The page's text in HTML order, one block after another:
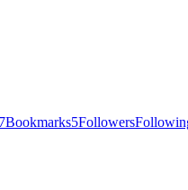
7Bookmarks5Followers